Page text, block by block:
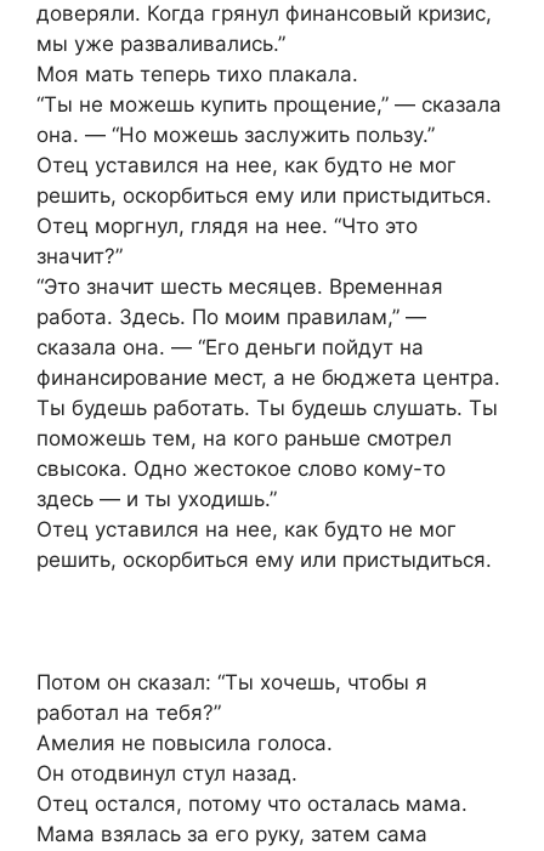
доверяли. Когда грянул финансовый кризис,
мы уже разваливались.”
Моя мать теперь тихо плакала.
“Ты не можешь купить прощение,” — сказала
она. — “Но можешь заслужить пользу.”
Отец уставился на нее, как будто не мог
решить, оскорбиться ему или пристыдиться.
Отец моргнул, глядя на нее. “Что это
значит?”
“Это значит шесть месяцев. Временная
работа. Здесь. По моим правилам,” —
сказала она. — “Его деньги пойдут на
финансирование мест, а не бюджета центра.
Ты будешь работать. Ты будешь слушать. Ты
поможешь тем, на кого раньше смотрел
свысока. Одно жестокое слово кому-то
здесь — и ты уходишь.”
Отец уставился на нее, как будто не мог
решить, оскорбиться ему или пристыдиться.
Потом он сказал: “Ты хочешь, чтобы я
работал на тебя?”
Амелия не повысила голоса.
Он отодвинул стул назад.
Отец остался, потому что осталась мама.
Мама взялась за его руку, затем сама